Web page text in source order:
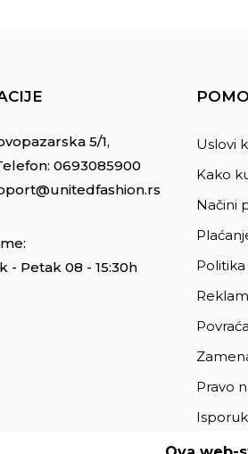
5/1,
0693085900
- Petak 08 - 15:30h
Uslovi
Kako
Načini
Pravo